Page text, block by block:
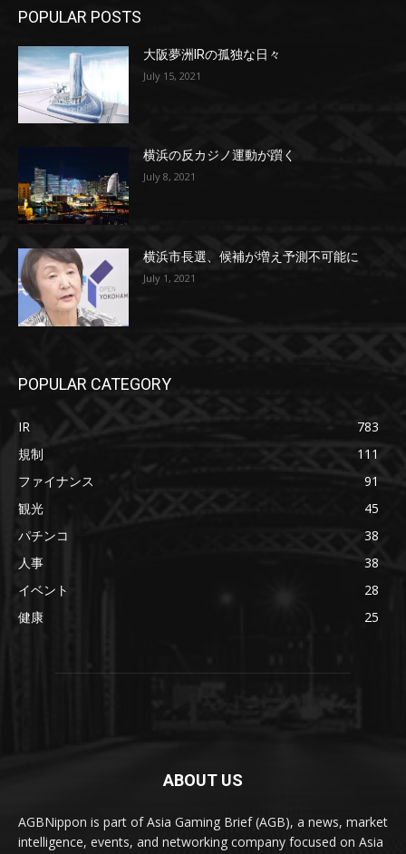
POPULAR POSTS
大阪夢洲IRの孤独な日々
July 15, 2021
横浜の反カジノ運動が躓く
July 8, 2021
横浜市長選、候補が増え予測不可能に
July 1, 2021
POPULAR CATEGORY
IR
783
規制
111
ファイナンス
91
観光
45
パチンコ
38
人事
38
イベント
28
健康
25
ABOUT US
AGBNippon is part of Asia Gaming Brief (AGB), a news, market
intelligence, events, and networking company focused on Asia